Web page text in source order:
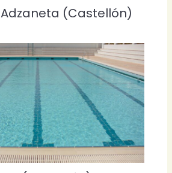
(Castellón)